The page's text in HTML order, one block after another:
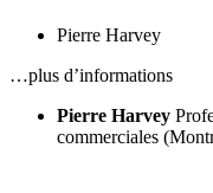
Pierre Harvey
…plus d’informations
Pierre Harvey
commerciales